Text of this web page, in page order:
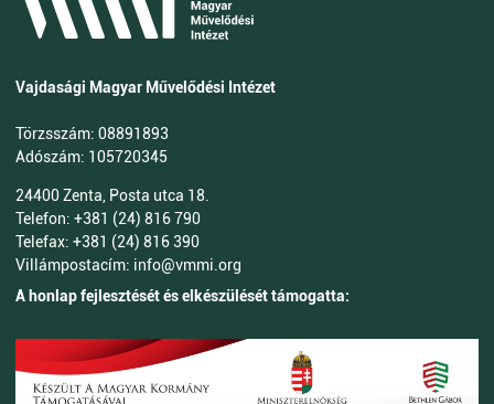
Vajdasági Magyar Művelődési Intézet
Törzsszám: 08891893
Adószám: 105720345
24400 Zenta, Posta utca 18.
Telefon: +381 (24) 816 790
Telefax: +381 (24) 816 390
Villámpostacím: info@vmmi.org
A honlap fejlesztését és elkészülését támogatta: